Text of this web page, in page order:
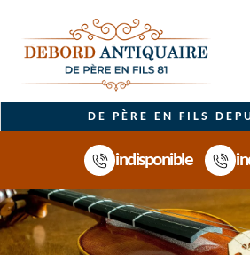
DE PÈRE EN FILS
indisponible